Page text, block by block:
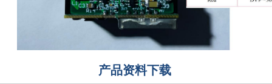
产品资料下载